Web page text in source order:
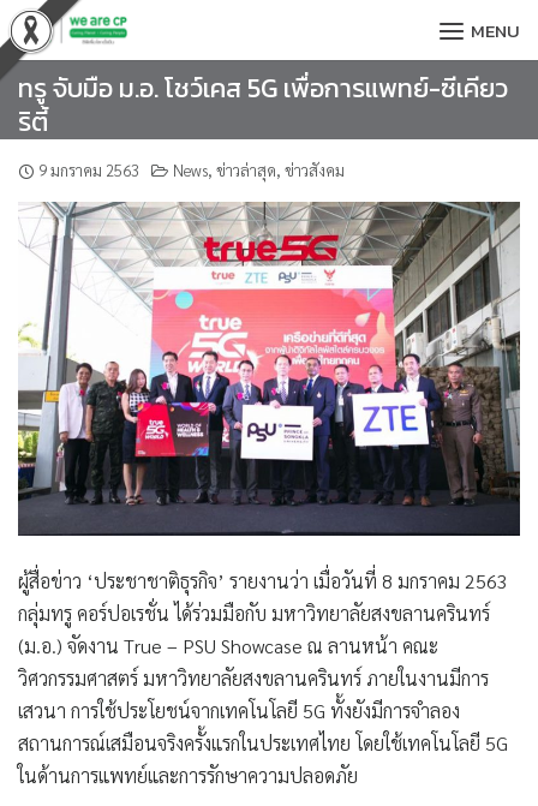
Skip
to
content
MENU
ทรู จับมือ ม.อ. โชว์เคส 5G เพื่อการแพทย์-ซีเคียว
ริตี้
9 มกราคม 2563 News, ข่าวล่าสุด, ข่าวสังคม
ผู้สื่อข่าว ‘ประชาชาติธุรกิจ’ รายงานว่า เมื่อวันที่ 8 มกราคม 2563
กลุ่มทรู คอร์ปอเรชั่น ได้ร่วมมือกับ มหาวิทยาลัยสงขลานครินทร์
(ม.อ.) จัดงาน True – PSU Showcase ณ ลานหน้า คณะ
วิศวกรรมศาสตร์ มหาวิทยาลัยสงขลานครินทร์ ภายในงานมีการ
เสวนา การใช้ประโยชน์จากเทคโนโลยี 5G ทั้งยังมีการจำลอง
สถานการณ์เสมือนจริงครั้งแรกในประเทศไทย โดยใช้เทคโนโลยี 5G
ในด้านการแพทย์และการรักษาความปลอดภัย